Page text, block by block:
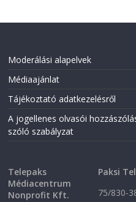
Moderálási alapelvek
Médiaajánlat
Tájékoztató adatkezelésről
A jogellenes olvasói
szóló szabályzat
Telepaks
Médiacentrum
Nonprofit Kft.
Paksi
75/830-